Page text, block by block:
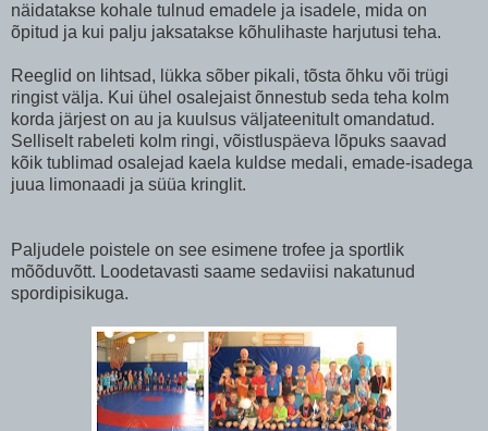
näidatakse kohale tulnud emadele ja isadele, mida on
õpitud ja kui palju jaksatakse kõhulihaste harjutusi teha.
Reeglid on lihtsad, lükka sõber pikali, tõsta õhku või trügi
ringist välja. Kui ühel osalejaist õnnestub seda teha kolm
korda järjest on au ja kuulsus väljateenitult omandatud.
Selliselt rabeleti kolm ringi, võistluspäeva lõpuks saavad
kõik tublimad osalejad kaela kuldse medali, emade-isadega
juua limonaadi ja süüa kringlit.
Paljudele poistele on see esimene trofee ja sportlik
mõõduvõtt. Loodetavasti saame sedaviisi nakatunud
spordipisikuga.